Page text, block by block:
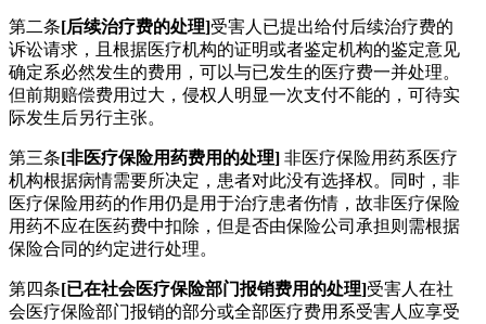
第二条[后续治疗费的处理]受害人已提出给付后续治疗费的
诉讼请求，且根据医疗机构的证明或者鉴定机构的鉴定意见
确定系必然发生的费用，可以与已发生的医疗费一并处理。
但前期赔偿费用过大，侵权人明显一次支付不能的，可待实
际发生后另行主张。
第三条[非医疗保险用药费用的处理] 非医疗保险用药系医疗
机构根据病情需要所决定，患者对此没有选择权。同时，非
医疗保险用药的作用仍是用于治疗患者伤情，故非医疗保险
用药不应在医药费中扣除，但是否由保险公司承担则需根据
保险合同的约定进行处理。
第四条[已在社会医疗保险部门报销费用的处理]受害人在社
会医疗保险部门报销的部分或全部医疗费用系受害人应享受